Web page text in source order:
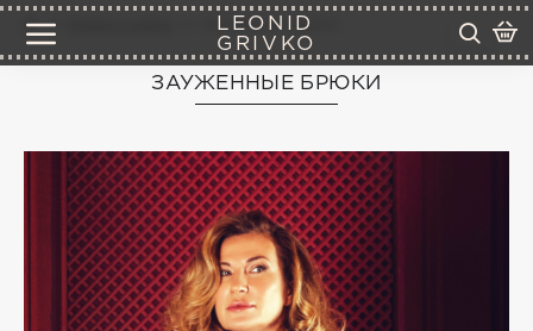
LEONID
GRIVKO
зауженные брюки
ЗАУЖЕННЫЕ БРЮКИ